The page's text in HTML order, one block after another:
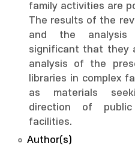
family activities are
The results of the
and the analysis
significant that they
analysis of the
libraries in complex
as materials
direction of
facilities.
Author(s)